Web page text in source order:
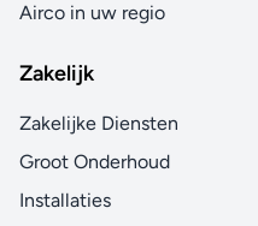
Airco in uw regio
Zakelijk
Zakelijke Diensten
Groot Onderhoud
Installaties